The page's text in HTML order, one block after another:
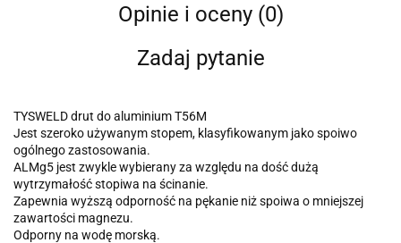
Opinie i oceny (0)
Zadaj pytanie
TYSWELD drut do aluminium T56M
Jest szeroko używanym stopem, klasyfikowanym jako spoiwo
ogólnego zastosowania.
ALMg5 jest zwykle wybierany za względu na dość dużą
wytrzymałość stopiwa na ścinanie.
Zapewnia wyższą odporność na pękanie niż spoiwa o mniejszej
zawartości magnezu.
Odporny na wodę morską.